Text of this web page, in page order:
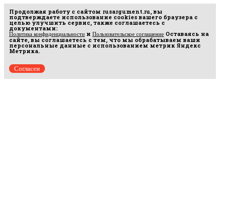
Продолжая работу с сайтом rusargument.ru, вы
подтверждаете использование cookies вашего браузера с
целью улучшить сервис, также соглашаетесь с
документами:
Политика конфиденциальности и Пользовательское соглашение Оставаясь на
сайте, вы соглашаетесь с тем, что мы обрабатываем ваши
персональные данные с использованием метрик Яндекс
Метрика.
Согласен